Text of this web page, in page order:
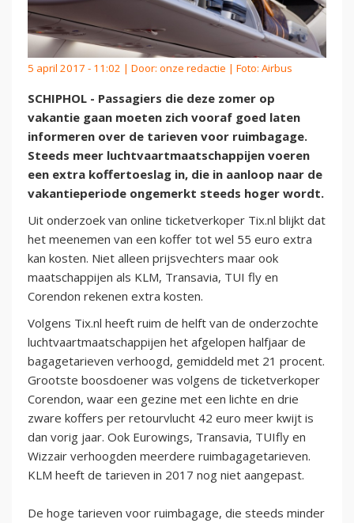
5 april 2017 - 11:02 | Door: onze redactie | Foto: Airbus
SCHIPHOL - Passagiers die deze zomer op
vakantie gaan moeten zich vooraf goed laten
informeren over de tarieven voor ruimbagage.
Steeds meer luchtvaartmaatschappijen voeren
een extra koffertoeslag in, die in aanloop naar de
vakantieperiode ongemerkt steeds hoger wordt.
Uit onderzoek van online ticketverkoper Tix.nl blijkt dat
het meenemen van een koffer tot wel 55 euro extra
kan kosten. Niet alleen prijsvechters maar ook
maatschappijen als KLM, Transavia, TUI fly en
Corendon rekenen extra kosten.
Volgens Tix.nl heeft ruim de helft van de onderzochte
luchtvaartmaatschappijen het afgelopen halfjaar de
bagagetarieven verhoogd, gemiddeld met 21 procent.
Grootste boosdoener was volgens de ticketverkoper
Corendon, waar een gezine met een lichte en drie
zware koffers per retourvlucht 42 euro meer kwijt is
dan vorig jaar. Ook Eurowings, Transavia, TUIfly en
Wizzair verhoogden meerdere ruimbagagetarieven.
KLM heeft de tarieven in 2017 nog niet aangepast.
De hoge tarieven voor ruimbagage, die steeds minder